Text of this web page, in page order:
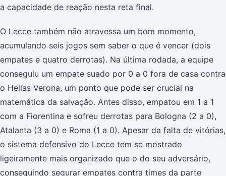
a capacidade de reação nesta reta final.
O Lecce também não atravessa um bom momento,
acumulando seis jogos sem saber o que é vencer (dois
empates e quatro derrotas). Na última rodada, a equipe
conseguiu um empate suado por 0 a 0 fora de casa contra
o Hellas Verona, um ponto que pode ser crucial na
matemática da salvação. Antes disso, empatou em 1 a 1
com a Fiorentina e sofreu derrotas para Bologna (2 a 0),
Atalanta (3 a 0) e Roma (1 a 0). Apesar da falta de vitórias,
o sistema defensivo do Lecce tem se mostrado
ligeiramente mais organizado que o do seu adversário,
conseguindo segurar empates contra times da parte